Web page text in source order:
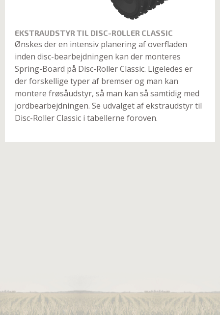
EKSTRAUDSTYR TIL DISC-ROLLER CLASSIC
Ønskes der en intensiv planering af overfladen
inden disc-bearbejdningen kan der monteres
Spring-Board på Disc-Roller Classic. Ligeledes er
der forskellige typer af bremser og man kan
montere frøsåudstyr, så man kan så samtidig med
jordbearbejdningen. Se udvalget af ekstraudstyr til
Disc-Roller Classic i tabellerne foroven.